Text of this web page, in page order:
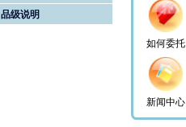
如何委托
新闻中心
品级说明